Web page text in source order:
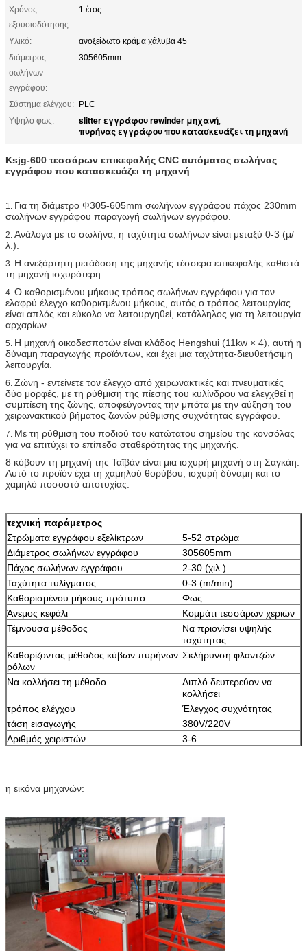
Χρόνος
εξουσιοδότησης:
1 έτος
Υλικό:
ανοξείδωτο κράμα χάλυβα 45
διάμετρος
σωλήνων
εγγράφου:
305605mm
Σύστημα ελέγχου: PLC
Υψηλό φως:
slitter εγγράφου rewinder μηχανή,
πυρήνας εγγράφου που κατασκευάζει τη μηχανή
Ksjg-600 τεσσάρων επικεφαλής CNC αυτόματος σωλήνας
εγγράφου που κατασκευάζει τη μηχανή
1. Για τη διάμετρο Ф305-605mm σωλήνων εγγράφου πάχος 230mm
σωλήνων εγγράφου παραγωγή σωλήνων εγγράφου.
2. Ανάλογα με το σωλήνα, η ταχύτητα σωλήνων είναι μεταξύ 0-3 (μ/
λ.).
3. Η ανεξάρτητη μετάδοση της μηχανής τέσσερα επικεφαλής καθιστά
τη μηχανή ισχυρότερη.
4. Ο καθορισμένου μήκους τρόπος σωλήνων εγγράφου για τον
ελαφρύ έλεγχο καθορισμένου μήκους, αυτός ο τρόπος λειτουργίας
είναι απλός και εύκολο να λειτουργηθεί, κατάλληλος για τη λειτουργία
αρχαρίων.
5. Η μηχανή οικοδεσποτών είναι κλάδος Hengshui (11kw × 4), αυτή η
δύναμη παραγωγής προϊόντων, και έχει μια ταχύτητα-διευθετήσιμη
λειτουργία.
6. Ζώνη - εντείνετε τον έλεγχο από χειρωνακτικές και πνευματικές
δύο μορφές, με τη ρύθμιση της πίεσης του κυλίνδρου να ελεγχθεί η
συμπίεση της ζώνης, αποφεύγοντας την μπότα με την αύξηση του
χειρωνακτικού βήματος ζωνών ρύθμισης συχνότητας εγγράφου.
7. Με τη ρύθμιση του ποδιού του κατώτατου σημείου της κονσόλας
για να επιτύχει το επίπεδο σταθερότητας της μηχανής.
8 κόβουν τη μηχανή της Ταϊβάν είναι μια ισχυρή μηχανή στη Σαγκάη.
Αυτό το προϊόν έχει τη χαμηλού θορύβου, ισχυρή δύναμη και το
χαμηλό ποσοστό αποτυχίας.
τεχνική παράμετρος
Στρώματα εγγράφου εξελίκτρων
5-52 στρώμα
Διάμετρος σωλήνων εγγράφου
305605mm
Πάχος σωλήνων εγγράφου
2-30 (χιλ.)
Ταχύτητα τυλίγματος
0-3 (m/min)
Καθορισμένου μήκους πρότυπο
Φως
Άνεμος κεφάλι
Κομμάτι τεσσάρων χεριών
Τέμνουσα μέθοδος
Να πριονίσει υψηλής
ταχύτητας
Καθορίζοντας μέθοδος κύβων πυρήνων
ρόλων
Σκλήρυνση φλαντζών
Να κολλήσει τη μέθοδο
Διπλό δευτερεύον να
κολλήσει
τρόπος ελέγχου
Έλεγχος συχνότητας
τάση εισαγωγής
380V/220V
Αριθμός χειριστών
3-6
η εικόνα μηχανών: